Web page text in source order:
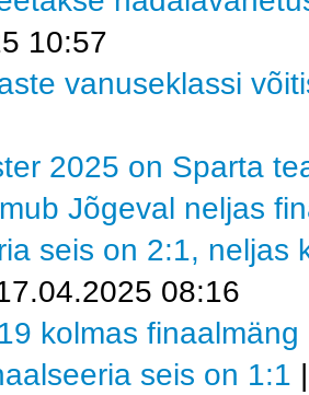
10:57
vanuseklassi
2025 on Sparta
Jõgeval neljas
seis on 2:1, neljas
08:16
kolmas finaalmäng
seis on 1:1